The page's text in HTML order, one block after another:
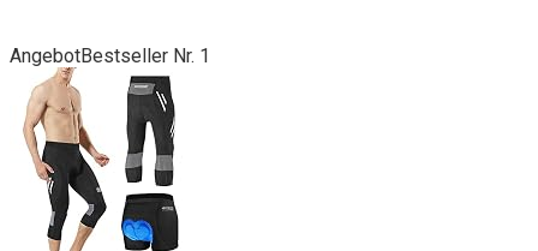
AngebotBestseller Nr. 1